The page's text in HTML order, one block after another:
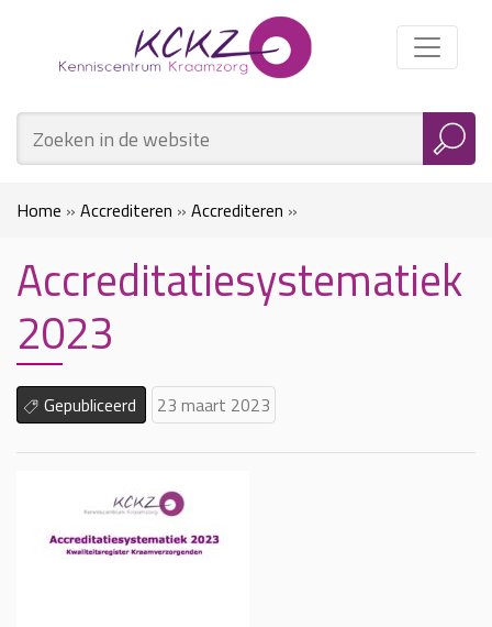
Home » Accrediteren » Accrediteren »
Accreditatiesystematiek 2023
Accreditatiesystematiek
2023
Gepubliceerd 23 maart 2023